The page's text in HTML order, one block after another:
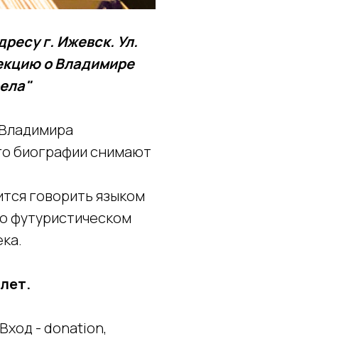
г. Ижевск. Ул.
о Владимире
биографии снимают
говорить языком
футуристическом
- donatiоn,